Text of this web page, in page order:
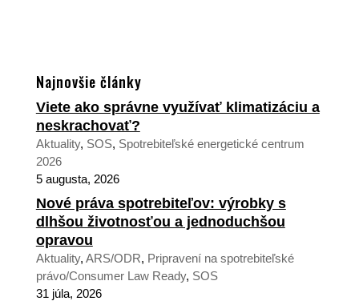
Najnovšie články
Viete ako správne využívať klimatizáciu a
neskrachovať?
Aktuality, SOS, Spotrebiteľské energetické centrum
2026
5 augusta, 2026
Nové práva spotrebiteľov: výrobky s
dlhšou životnosťou a jednoduchšou
opravou
Aktuality, ARS/ODR, Pripravení na spotrebiteľské
právo/Consumer Law Ready, SOS
31 júla, 2026